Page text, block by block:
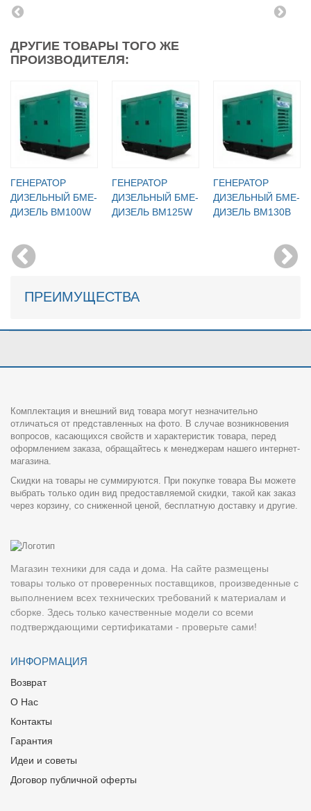
ДРУГИЕ ТОВАРЫ ТОГО ЖЕ
ПРОИЗВОДИТЕЛЯ:
ГЕНЕРАТОР
ДИЗЕЛЬНЫЙ БМЕ-
ДИЗЕЛЬ BM100W
ГЕНЕРАТОР
ДИЗЕЛЬНЫЙ БМЕ-
ДИЗЕЛЬ BM125W
ГЕНЕРАТОР
ДИЗЕЛЬНЫЙ БМЕ-
ДИЗЕЛЬ BM130В
ПРЕИМУЩЕСТВА
Комплектация и внешний вид товара могут незначительно
отличаться от представленных на фото. В случае возникновения
вопросов, касающихся свойств и характеристик товара, перед
оформлением заказа, обращайтесь к менеджерам нашего интернет-
магазина.
Скидки на товары не суммируются. При покупке товара Вы можете
выбрать только один вид предоставляемой скидки, такой как заказ
через корзину, со сниженной ценой, бесплатную доставку и другие.
Магазин техники для сада и дома. На сайте размещены
товары только от проверенных поставщиков, произведенные с
выполнением всех технических требований к материалам и
сборке. Здесь только качественные модели со всеми
подтверждающими сертификатами - проверьте сами!
ИНФОРМАЦИЯ
Возврат
О Нас
Контакты
Гарантия
Идеи и советы
Договор публичной оферты